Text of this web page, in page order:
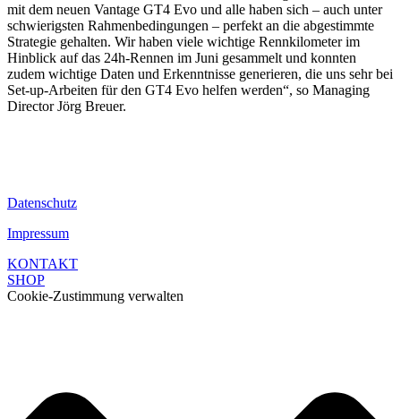
mit dem neuen Vantage GT4 Evo und alle haben sich – auch unter
schwierigsten Rahmenbedingungen – perfekt an die abgestimmte
Strategie gehalten. Wir haben viele wichtige Rennkilometer im
Hinblick auf das 24h-Rennen im Juni gesammelt und konnten
zudem wichtige Daten und Erkenntnisse generieren, die uns sehr bei
Set-up-Arbeiten für den GT4 Evo helfen werden“, so Managing
Director Jörg Breuer.
Datenschutz
Impressum
KONTAKT
SHOP
Cookie-Zustimmung verwalten